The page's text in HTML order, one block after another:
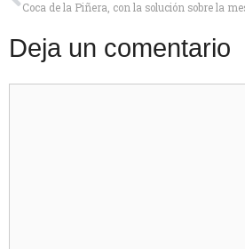
Coca de la Piñera, con la solución sobre la
Deja un comentario